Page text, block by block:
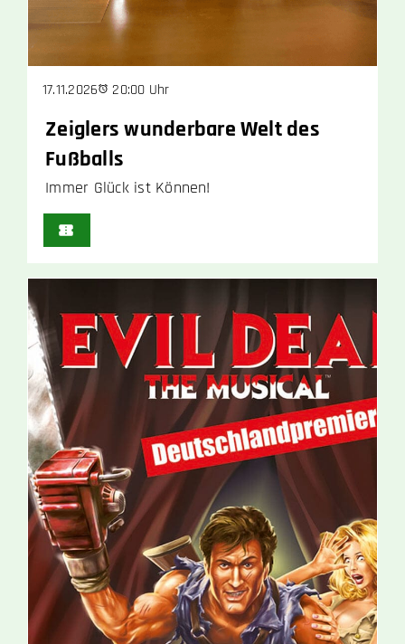
17.11.2026 20:00 Uhr
Zeiglers wunderbare Welt des
Fußballs
Immer Glück ist Können!